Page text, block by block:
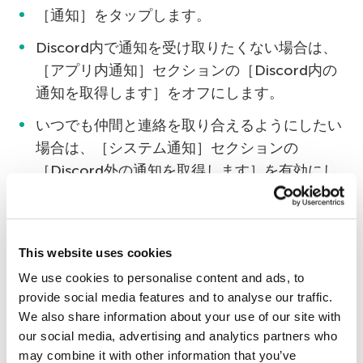
This website uses cookies
We use cookies to personalise content and ads, to
provide social media features and to analyse our traffic.
We also share information about your use of our site with
our social media, advertising and analytics partners who
may combine it with other information that you’ve
［通知］をタップします。
Discord内で通知を受け取りたくない場合は、
［アプリ内通知］セクションの［Discord内の
通知を取得します］をオフにします。
いつでも仲間と連絡を取り合えるようにしたい
場合は、［システム通知］セクションの
［Discord外の通知を取得します］を有効にし
ます。好みに合わせて［通知ライトを無効化］
［通知バイブレーションを無効化］［サウンドの
無効化］の設定を変更してください。